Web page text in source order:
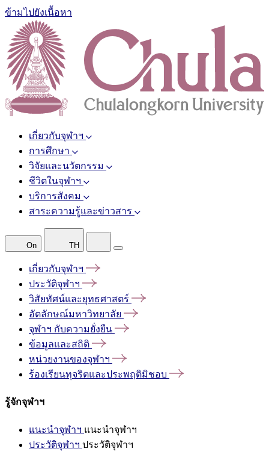
ข้ามไปยังเนื้อหา
เกี่ยวกับจุฬาฯ
การศึกษา
วิจัยและนวัตกรรม
ชีวิตในจุฬาฯ
บริการสังคม
สาระความรู้และข่าวสาร
On TH
เกี่ยวกับจุฬาฯ
ประวัติจุฬาฯ
วิสัยทัศน์และยุทธศาสตร์
อัตลักษณ์มหาวิทยาลัย
จุฬาฯ กับความยั่งยืน
ข้อมูลและสถิติ
หน่วยงานของจุฬาฯ
ร้องเรียนทุจริตและประพฤติมิชอบ
รู้จักจุฬาฯ
แนะนำจุฬาฯ แนะนำจุฬาฯ
ประวัติจุฬาฯ ประวัติจุฬาฯ